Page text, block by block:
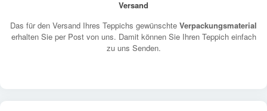
Versand
Das für den Versand Ihres Teppichs gewünschte Verpackungsmaterial
erhalten Sie per Post von uns. Damit können Sie Ihren Teppich einfach
zu uns Senden.